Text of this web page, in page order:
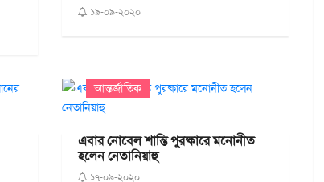
১৯-০৯-২০২০
আন্তর্জাতিক
এবার নোবেল শান্তি পুরষ্কারে মনোনীত
হলেন নেতানিয়াহু
১৭-০৯-২০২০